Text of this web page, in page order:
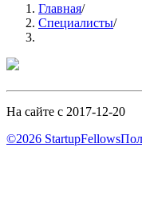
Главная/
Специалисты/
На сайте с 2017-12-20
©2026 StartupFellows